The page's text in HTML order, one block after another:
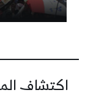
اكتشاف